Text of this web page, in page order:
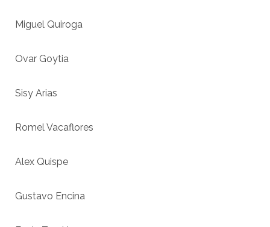
Miguel Quiroga
Ovar Goytia
Sisy Arias
Romel Vacaflores
Alex Quispe
Gustavo Encina